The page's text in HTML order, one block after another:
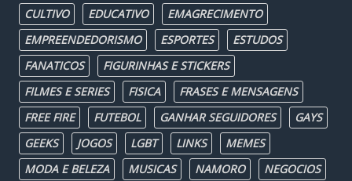
CULTIVO
EDUCATIVO
EMAGRECIMENTO
EMPREENDEDORISMO
ESPORTES
ESTUDOS
FANATICOS
FIGURINHAS E STICKERS
FILMES E SERIES
FISICA
FRASES E MENSAGENS
FREE FIRE
FUTEBOL GANHAR SEGUIDORES
GAYS
GEEKS
JOGOS LGBT LINKS
MEMES
MODA E BELEZA
MUSICAS NAMORO
NEGOCIOS